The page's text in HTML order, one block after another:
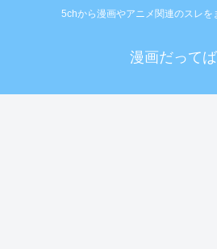
5chから漫画やアニメ関連のスレを
漫画だって